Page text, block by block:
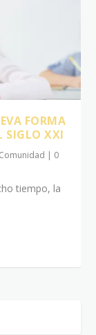
FORMA
SIGLO XXI
Comunidad | 0
tiempo, la